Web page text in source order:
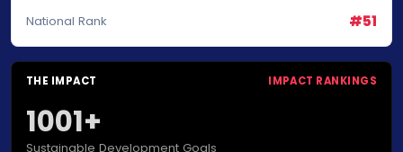
National Rank #51
THE IMPACT IMPACT RANKINGS
1001+
Sustainable Development Goals